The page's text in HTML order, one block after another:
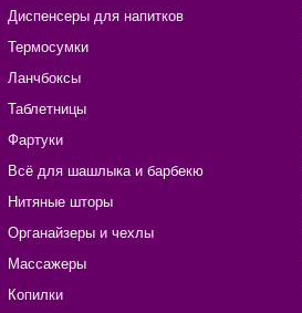
Диспенсеры для напитков
Термосумки
Ланчбоксы
Таблетницы
Фартуки
Всё для шашлыка и барбекю
Нитяные шторы
Органайзеры и чехлы
Массажеры
Копилки